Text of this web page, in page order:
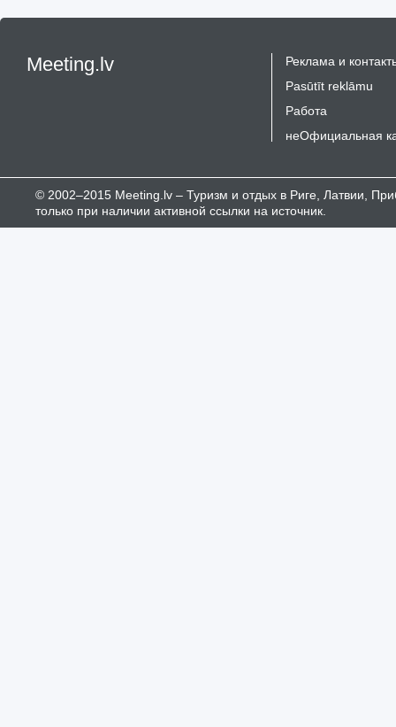
Meeting.lv
Реклама и
Pasūtīt reklāmu
Работа
неОфициальная
© 2002–2015 Meeting.lv – Туризм и отдых в Риге, Латвии,
только при наличии активной ссылки на источник.